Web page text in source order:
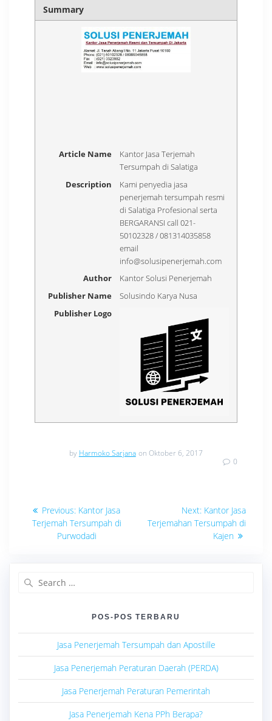
Summary
Article Name
Kantor Jasa Terjemah
Tersumpah di Salatiga
Description
Kami penyedia jasa
penerjemah tersumpah resmi
di Salatiga Profesional serta
BERGARANSI call 021-
50102328 / 081314035858
email
info@solusipenerjemah.com
Author
Kantor Solusi Penerjemah
Publisher Name
Solusindo Karya Nusa
Publisher Logo
by Harmoko Sarjana on Oktober 6, 2017
0
Navigasi
pos
Previous: Previous
post:
Kantor Jasa
Terjemah Tersumpah di
Purwodadi
Next: Next
post:
Kantor Jasa
Terjemahan Tersumpah di
Kajen
POS-POS TERBARU
Jasa Penerjemah Tersumpah dan Apostille
Jasa Penerjemah Peraturan Daerah (PERDA)
Jasa Penerjemah Peraturan Pemerintah
Jasa Penerjemah Kena PPh Berapa?